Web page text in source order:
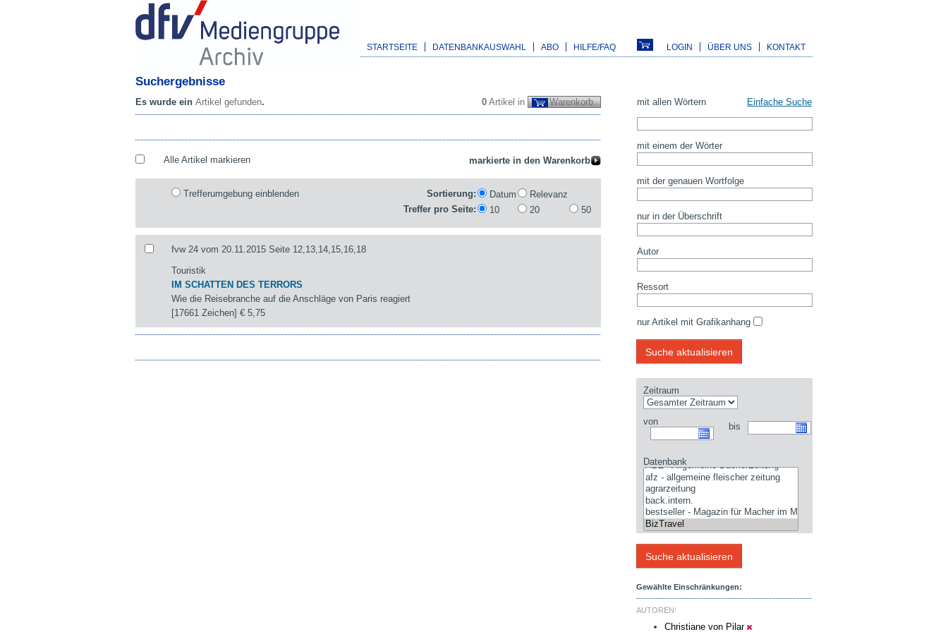
STARTSEITE DATENBANKAUSWAHL ABO HILFE/FAQ LOGIN ÜBER UNS KONTAKT
Suchergebnisse
0 Artikel in Warenkorb
Es wurde ein Artikel gefunden.
Alle Artikel markieren
Trefferumgebung einblenden Sortierung: Datum
Relevanz
Treffer pro Seite:
10 20 50
fvw 24 vom 20.11.2015 Seite 12,13,14,15,16,18
Touristik
IM SCHATTEN DES TERRORS
Wie die Reisebranche auf die Anschläge von Paris reagiert
[17661 Zeichen]€ 5,75
mit allen Wörtern Einfache Suche
mit einem der Wörter
mit der genauen Wortfolge
nur in der Überschrift
Autor
Ressort
nur Artikel mit Grafikanhang
Zeitraum
von bis
Datenbank
Gewählte Einschränkungen:
AUTOREN:
Christiane von Pilar